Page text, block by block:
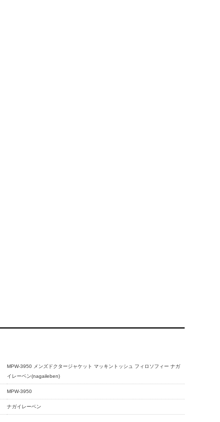
MPW-3950 メンズドクタージャケット マッキントッシュ フィロソフィー ナガ
イレーベン(nagaileben)
MPW-3950
ナガイレーベン